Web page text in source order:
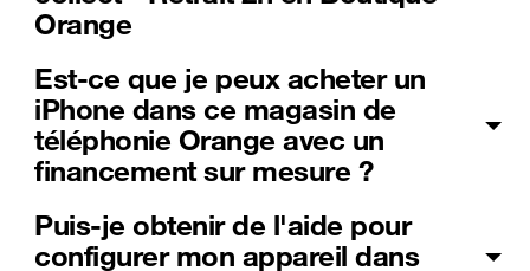
Orange
Est-ce que je peux acheter un
iPhone dans ce magasin de
téléphonie Orange avec un
financement sur mesure ?
Puis-je obtenir de l'aide pour
configurer mon appareil dans